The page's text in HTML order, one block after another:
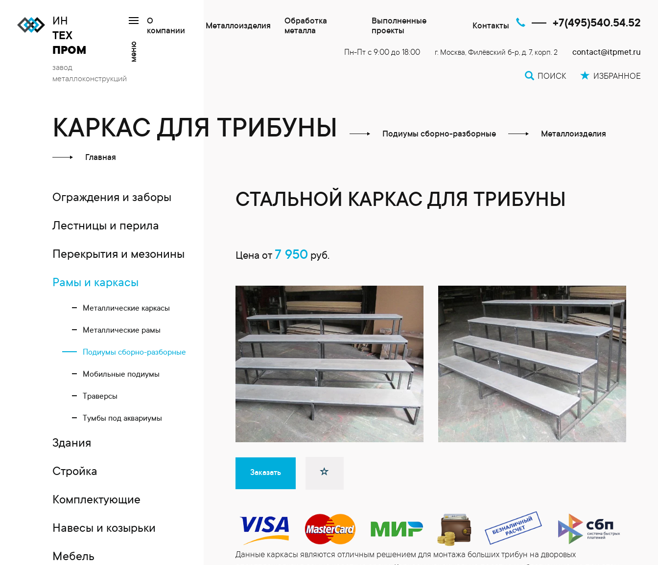
ИН
ТЕХ
ПРОМ
завод
металлоконструкций
меню
О
компании
Металлоизделия
Обработка
металла
Выполненные
проекты
Контакты +7(495)540.54.52
Пн-Пт с 9:00 до 18:00 г. Москва, Филёвский б-р, д. 7, корп. 2 contact@itpmet.ru
ПОИСК ИЗБРАННОЕ
КАРКАС ДЛЯ ТРИБУНЫ Подиумы сборно-разборные Металлоизделия
Главная
Ограждения и заборы
Лестницы и перила
Перекрытия и мезонины
Рамы и каркасы
Металлические каркасы
Металлические рамы
Подиумы сборно-разборные
Мобильные подиумы
Траверсы
Тумбы под аквариумы
Здания
Стройка
Комплектующие
Навесы и козырьки
Мебель
СТАЛЬНОЙ КАРКАС ДЛЯ ТРИБУНЫ
Цена от 7 950 руб.
Заказать
Данные каркасы являются отличным решением для монтажа больших трибун на дворовых